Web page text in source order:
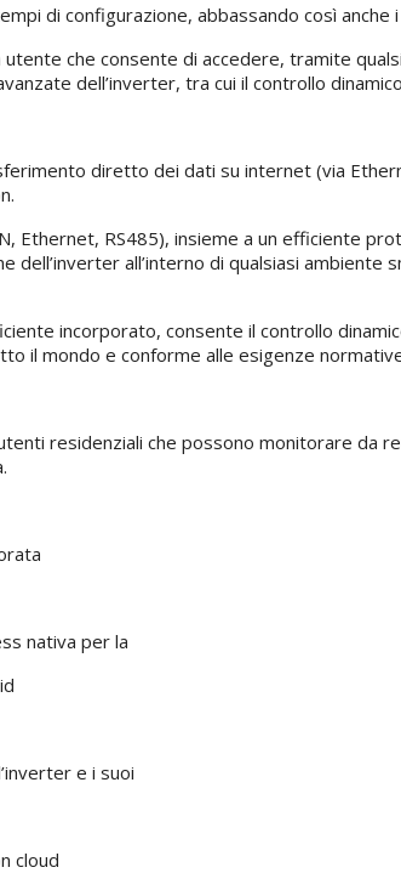
di configurazione, abbassando così anche
utente che consente di accedere, tramite
dell’inverter, tra cui il controllo
diretto dei dati su internet (via
Ethernet, RS485), insieme a un efficiente
dell’inverter all’interno di qualsiasi
incorporato, consente il controllo
il mondo e conforme alle esigenze
residenziali che possono monitorare da
nativa per la
e i suoi
cloud